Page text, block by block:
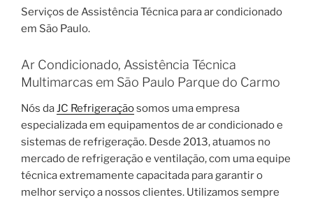
Serviços de Assistência Técnica para ar condicionado
em São Paulo.
Ar Condicionado, Assistência Técnica
Multimarcas em São Paulo Parque do Carmo
Nós daJC Refrigeraçãosomos uma empresa
especializada em equipamentos de ar condicionado e
sistemas de refrigeração. Desde 2013, atuamos no
mercado de refrigeração e ventilação, com uma equipe
técnica extremamente capacitada para garantir o
melhor serviço a nossos clientes. Utilizamos sempre